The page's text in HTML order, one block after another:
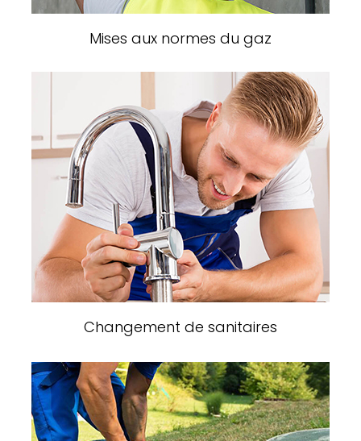
Mises aux normes du gaz
Changement de sanitaires